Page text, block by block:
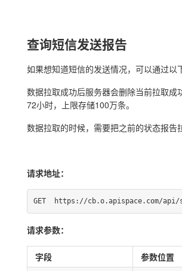
查询短信发送报告
如果想知道短信的发送情况，可以通过以
数据拉取成功后服务器会删除当前拉取
72小时，上限存储100万条。
数据拉取的时候，需要把之前的状态报
请求地址：
GET  https://cb.o.apispace.com/api/
请求参数：
字段 参数位置